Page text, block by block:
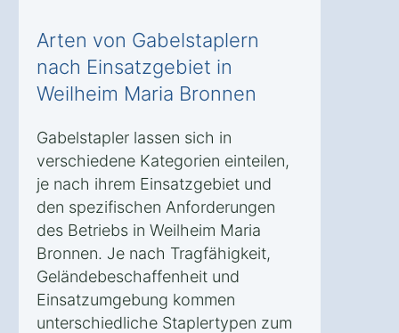
Arten von Gabelstaplern
nach Einsatzgebiet in
Weilheim Maria Bronnen
Gabelstapler lassen sich in
verschiedene Kategorien einteilen,
je nach ihrem Einsatzgebiet und
den spezifischen Anforderungen
des Betriebs in Weilheim Maria
Bronnen. Je nach Tragfähigkeit,
Geländebeschaffenheit und
Einsatzumgebung kommen
unterschiedliche Staplertypen zum